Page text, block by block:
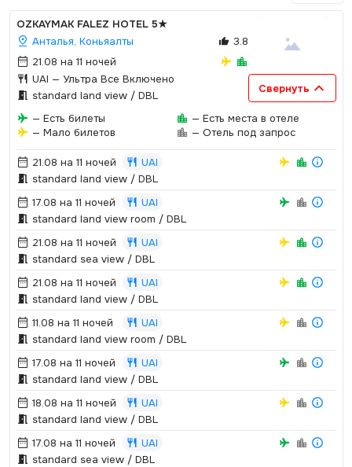
OZKAYMAK FALEZ HOTEL 5★
Анталья, Коньяалты
21.08 на 11 ночей
UAI — Ультра Все Включено
3.8
standard land view / DBL
Свернуть
— Есть билеты
— Мало билетов
— Есть места в отеле
— Отель под запрос
21.08 на 11 ночей
UAI
standard land view / DBL
17.08 на 11 ночей
UAI
standard land view room / DBL
21.08 на 11 ночей
UAI
standard sea view / DBL
21.08 на 11 ночей
UAI
standard land view / DBL
11.08 на 11 ночей
UAI
standard land view room / DBL
17.08 на 11 ночей
UAI
standard land view / DBL
18.08 на 11 ночей
UAI
standard land view / DBL
17.08 на 11 ночей
UAI
standard sea view / DBL